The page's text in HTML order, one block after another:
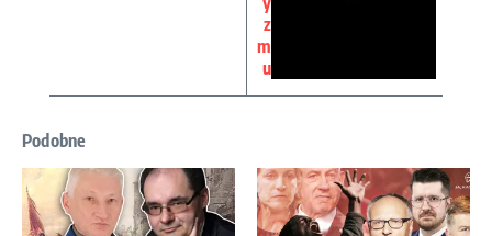
z
m
u
Podobne